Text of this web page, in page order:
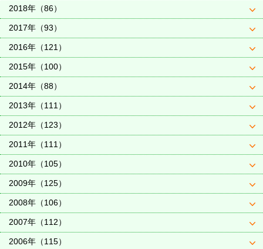
2018年（86）
2017年（93）
2016年（121）
2015年（100）
2014年（88）
2013年（111）
2012年（123）
2011年（111）
2010年（105）
2009年（125）
2008年（106）
2007年（112）
2006年（115）